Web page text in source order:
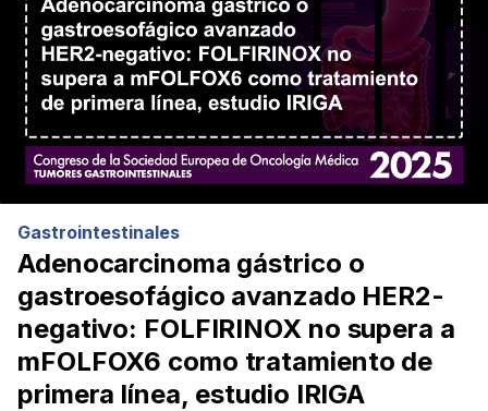
Gastrointestinales
Adenocarcinoma gástrico o
gastroesofágico avanzado HER2-
negativo: FOLFIRINOX no supera a
mFOLFOX6 como tratamiento de
primera línea, estudio IRIGA